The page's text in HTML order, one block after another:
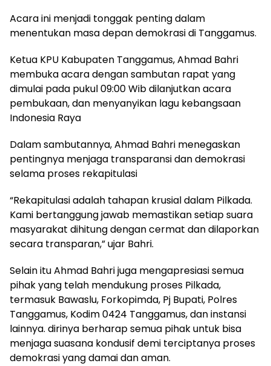
Acara ini menjadi tonggak penting dalam
menentukan masa depan demokrasi di Tanggamus.
Ketua KPU Kabupaten Tanggamus, Ahmad Bahri
membuka acara dengan sambutan rapat yang
dimulai pada pukul 09:00 Wib dilanjutkan acara
pembukaan, dan menyanyikan lagu kebangsaan
Indonesia Raya
Dalam sambutannya, Ahmad Bahri menegaskan
pentingnya menjaga transparansi dan demokrasi
selama proses rekapitulasi
“Rekapitulasi adalah tahapan krusial dalam Pilkada.
Kami bertanggung jawab memastikan setiap suara
masyarakat dihitung dengan cermat dan dilaporkan
secara transparan,” ujar Bahri.
Selain itu Ahmad Bahri juga mengapresiasi semua
pihak yang telah mendukung proses Pilkada,
termasuk Bawaslu, Forkopimda, Pj Bupati, Polres
Tanggamus, Kodim 0424 Tanggamus, dan instansi
lainnya. dirinya berharap semua pihak untuk bisa
menjaga suasana kondusif demi terciptanya proses
demokrasi yang damai dan aman.